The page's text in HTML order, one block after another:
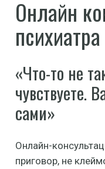
Онлайн
психиатра
«Что-то не
чувствуете.
сами»
Онлайн-
приговор, не